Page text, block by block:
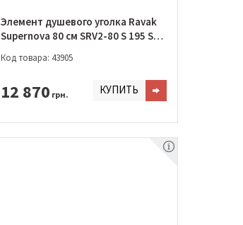
Элемент душевого уголка Ravak
Supernova 80 см SRV2-80 S 195 S
Код товара: 43905
12 870 грн. КУПИТЬ